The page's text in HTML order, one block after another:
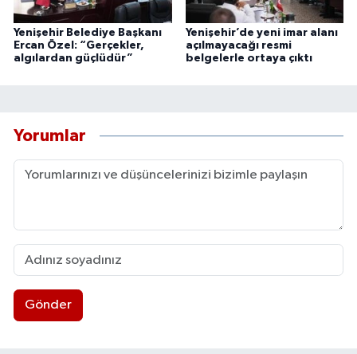
Yenişehir Belediye Başkanı
Ercan Özel: “Gerçekler,
algılardan güçlüdür”
Yenişehir’de yeni imar alanı
açılmayacağı resmi
belgelerle ortaya çıktı
Yorumlar
Gönder